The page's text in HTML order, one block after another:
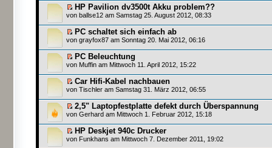
HP Pavilion dv3500t Akku problem??
von ballse12 am Samstag 25. August 2012, 08:33
PC schaltet sich einfach ab
von grayfox87 am Sonntag 20. Mai 2012, 06:16
PC Beleuchtung
von Muffin am Mittwoch 11. April 2012, 15:22
Car Hifi-Kabel nachbauen
von Tischler am Samstag 31. März 2012, 06:55
2,5" Laptopfestplatte defekt durch Überspannung
von Gerhard am Mittwoch 1. Februar 2012, 15:18
HP Deskjet 940c Drucker
von Funkhans am Mittwoch 7. Dezember 2011, 19:02